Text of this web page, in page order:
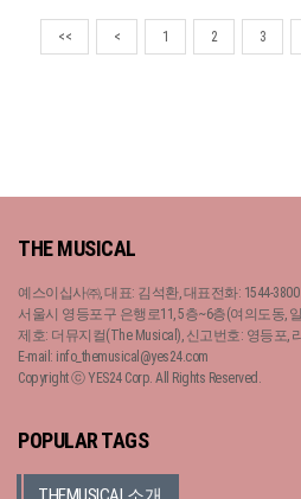
<< < 1 2 3
THE MUSICAL
예스이십사㈜, 대표: 김석환, 대표전화: 1544-3800
서울시 영등포구 은행로11, 5층~6층(여의도동,
제호: 더뮤지컬(The Musical), 신고번호: 영등포,
E-mail: info_themusical@yes24.com
Copyright ⓒ YES24 Corp. All Rights Reserved.
POPULAR TAGS